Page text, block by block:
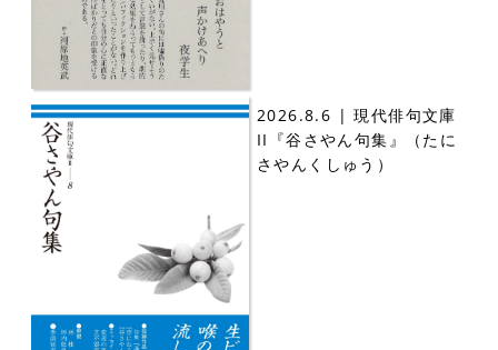
2026.8.6 | 現代俳句文庫
II『谷さやん句集』（たに
さやんくしゅう）